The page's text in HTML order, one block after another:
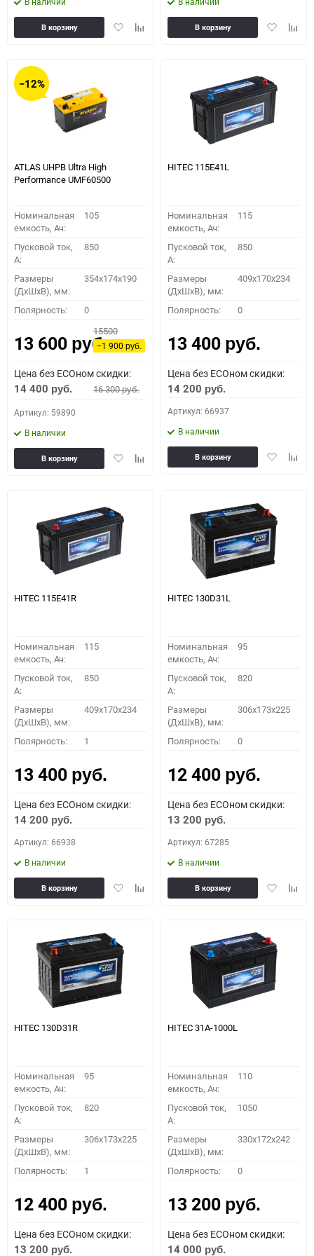
ДобавитьДобавить
В корзину
Добавить
В корзину
−12%
ATLAS UHPB Ultra High
Performance UMF60500
Номинальная
емкость, Ач:
105
Пусковой ток,
A:
850
Размеры
(ДхШхВ), мм:
354x174x190
Полярность: 0
13 600 руб.
15500
−1 900руб.
Цена без ECOном скидки:
14 400 руб. 16 300руб.
Артикул: 59890
В наличии
ДобавитьДобавить
В корзину
HITEC 115E41L
Номинальная
емкость, Ач:
115
Пусковой ток,
A:
850
Размеры
(ДхШхВ), мм:
409x170x234
Полярность: 0
13 400 руб.
Цена без ECOном скидки:
14 200 руб.
Артикул: 66937
В наличии
Добавить
В корзину
HITEC 115E41R
Номинальная
емкость, Ач:
115
Пусковой ток,
A:
850
Размеры
(ДхШхВ), мм:
409x170x234
Полярность: 1
13 400 руб.
Цена без ECOном скидки:
14 200 руб.
Артикул: 66938
В наличии
ДобавитьДобавить
В корзину
HITEC 130D31L
Номинальная
емкость, Ач:
95
Пусковой ток,
A:
820
Размеры
(ДхШхВ), мм:
306x173x225
Полярность: 0
12 400 руб.
Цена без ECOном скидки:
13 200 руб.
Артикул: 67285
В наличии
Добавить
В корзину
HITEC 130D31R
Номинальная
емкость, Ач:
95
Пусковой ток,
A:
820
Размеры
(ДхШхВ), мм:
306x173x225
Полярность: 1
12 400 руб.
Цена без ECOном скидки:
13 200 руб.
HITEC 31A-1000L
Номинальная
емкость, Ач:
110
Пусковой ток,
A:
1050
Размеры
(ДхШхВ), мм:
330x172x242
Полярность: 0
13 200 руб.
Цена без ECOном скидки:
14 000 руб.